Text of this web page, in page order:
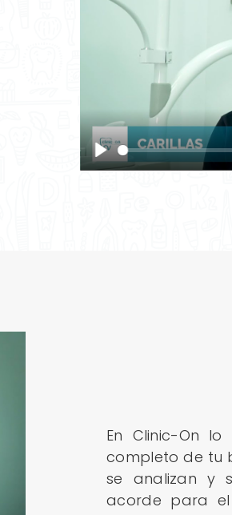
Play
En Clinic-On
completo de tu
se analizan y
acorde para